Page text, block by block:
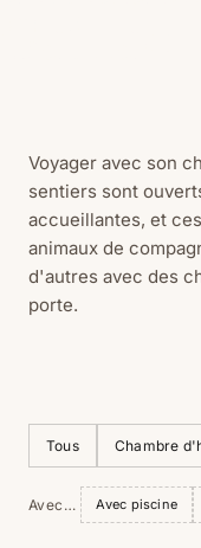
Voyager avec son
sentiers sont
accueillantes, et
animaux de
d'autres avec des
porte.
Tous Chambre
Avec… Avec piscine